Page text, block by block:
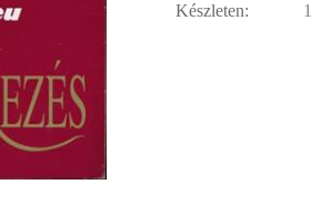
Készleten:
1